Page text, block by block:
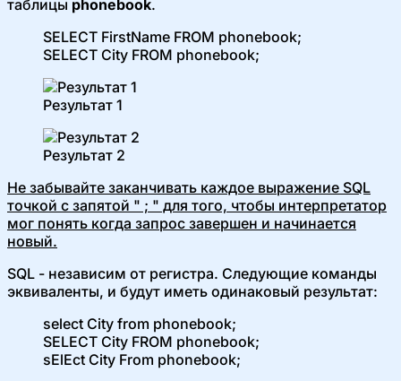
таблицы phonebook.
SELECT FirstName FROM phonebook;
SELECT City FROM phonebook;
Результат 1
Результат 2
Не забывайте заканчивать каждое выражение SQL
точкой с запятой " ; " для того, чтобы интерпретатор
мог понять когда запрос завершен и начинается
новый.
SQL - независим от регистра. Следующие команды
эквиваленты, и будут иметь одинаковый результат:
select City from phonebook;
SELECT City FROM phonebook;
sElEct City From phonebook;